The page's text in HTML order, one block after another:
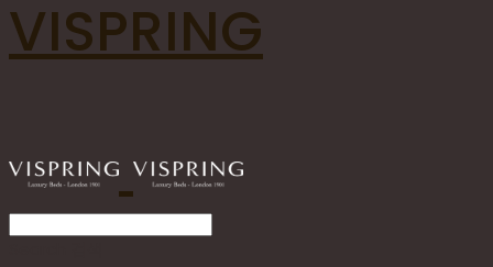
VISPRING